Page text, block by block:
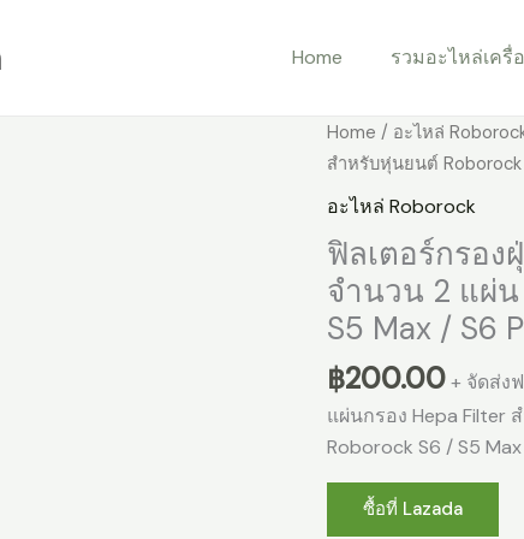
Home รวมอะไหล่เครื่
Home / อะไหล่
สำหรับหุ่นยนต์ Roborock
อะไหล่ Roborock
ฟิลเตอร์กรอง
จำนวน 2 แผ่
S5 Max / S6
฿200.00+ จัดส่ง
แผ่นกรอง Hepa Filter
Roborock S6 / S5
ซื้อที่ Lazada